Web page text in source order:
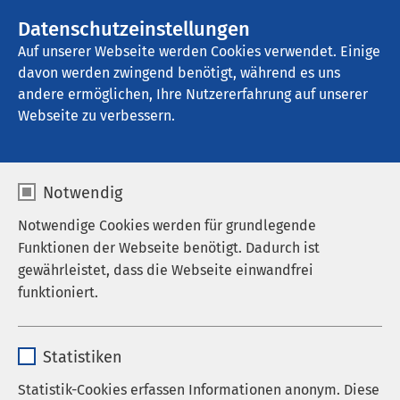
Datenschutzeinstellungen
Auf unserer Webseite werden Cookies verwendet. Einige
davon werden zwingend benötigt, während es uns
andere ermöglichen, Ihre Nutzererfahrung auf unserer
Webseite zu verbessern.
Notwendig
Notwendige Cookies werden für grundlegende
Funktionen der Webseite benötigt. Dadurch ist
gewährleistet, dass die Webseite einwandfrei
funktioniert.
Anbieter sgalinski
Statistiken
Statistik-Cookies erfassen Informationen anonym. Diese
AMEOS Klinikum Eutin - Psychiatrische
Tagesklinik & Institutsambulanz
Infoabend für werdende
Eltern
10.11.2025